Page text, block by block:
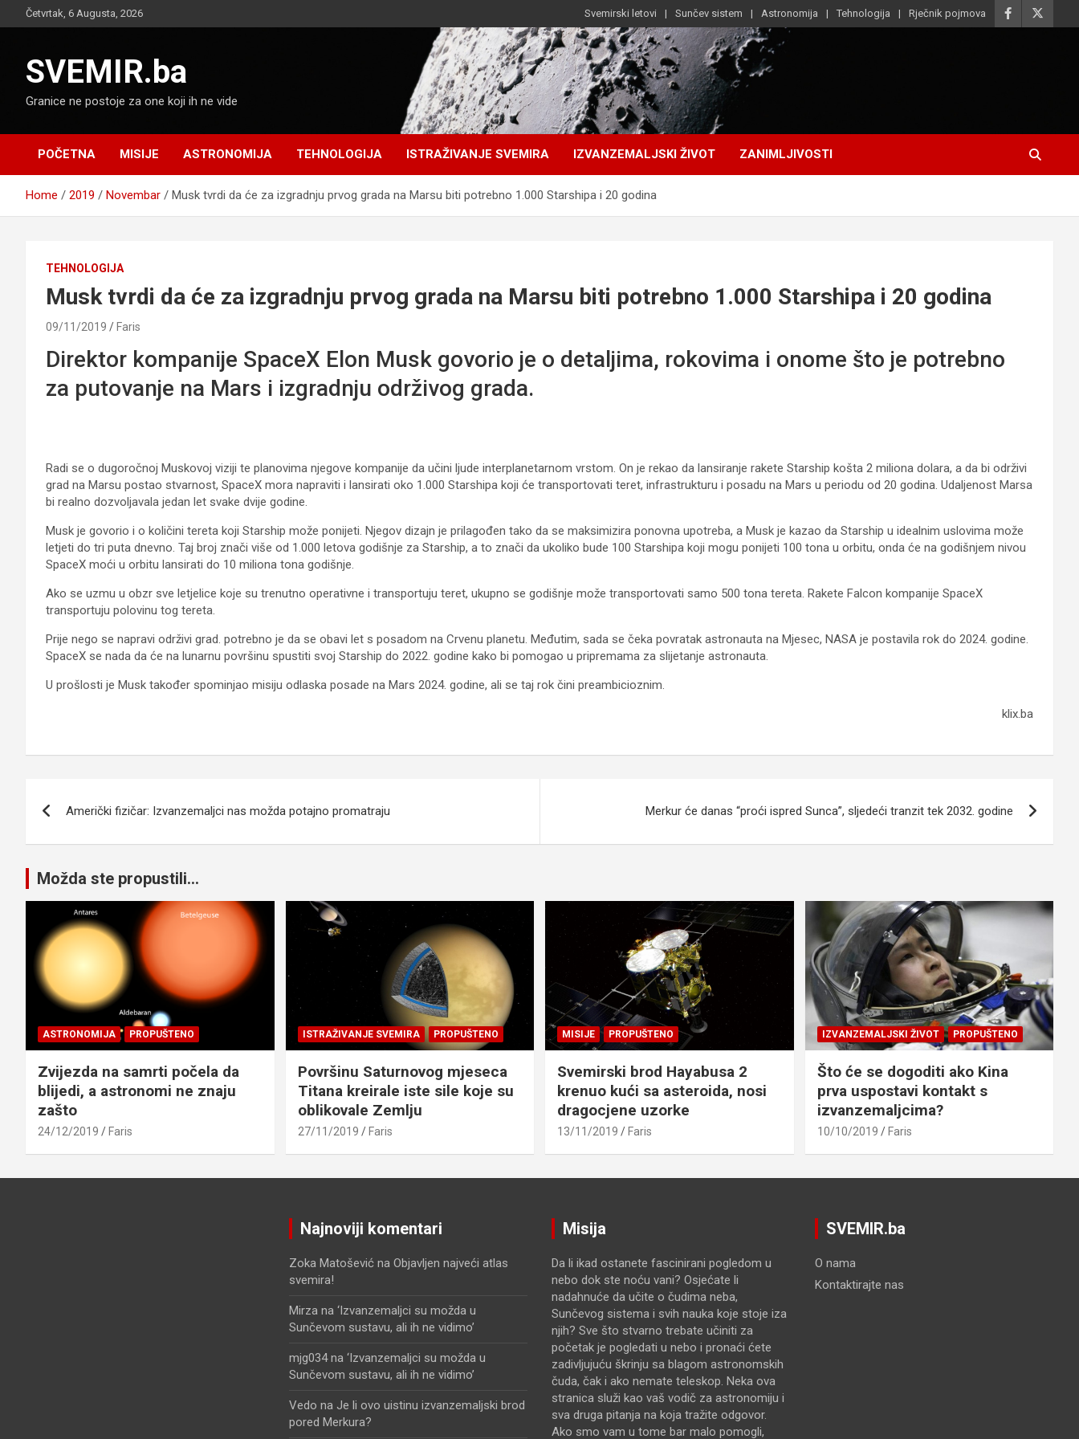
to
Četvrtak, 6 Augusta, 2026 Svemirski letovi Sunčev sistem Astronomija Tehnologija Rječnik pojmova
SVEMIR.ba
Granice ne postoje za one koji ih ne vide
POČETNA MISIJE ASTRONOMIJA TEHNOLOGIJA ISTRAŽIVANJE SVEMIRA IZVANZEMALJSKI ŽIVOT ZANIMLJIVOSTI
Home 2019 Novembar Musk tvrdi da će za izgradnju prvog grada na Marsu biti potrebno 1.000 Starshipa i 20 godina
TEHNOLOGIJA
Musk tvrdi da će za izgradnju prvog grada na Marsu biti potrebno 1.000 Starshipa i 20 godina
09/11/2019 Faris
Direktor kompanije SpaceX Elon Musk govorio je o detaljima, rokovima i onome što je potrebno
za putovanje na Mars i izgradnju održivog grada.
Radi se o dugoročnoj Muskovoj viziji te planovima njegove kompanije da učini ljude interplanetarnom vrstom. On je rekao da lansiranje rakete Starship košta 2 miliona dolara, a da bi održivi
grad na Marsu postao stvarnost, SpaceX mora napraviti i lansirati oko 1.000 Starshipa koji će transportovati teret, infrastrukturu i posadu na Mars u periodu od 20 godina. Udaljenost Marsa
bi realno dozvoljavala jedan let svake dvije godine.
Musk je govorio i o količini tereta koji Starship može ponijeti. Njegov dizajn je prilagođen tako da se maksimizira ponovna upotreba, a Musk je kazao da Starship u idealnim uslovima može
letjeti do tri puta dnevno. Taj broj znači više od 1.000 letova godišnje za Starship, a to znači da ukoliko bude 100 Starshipa koji mogu ponijeti 100 tona u orbitu, onda će na godišnjem nivou
SpaceX moći u orbitu lansirati do 10 miliona tona godišnje.
Ako se uzmu u obzr sve letjelice koje su trenutno operativne i transportuju teret, ukupno se godišnje može transportovati samo 500 tona tereta. Rakete Falcon kompanije SpaceX
transportuju polovinu tog tereta.
Prije nego se napravi održivi grad. potrebno je da se obavi let s posadom na Crvenu planetu. Međutim, sada se čeka povratak astronauta na Mjesec, NASA je postavila rok do 2024. godine.
SpaceX se nada da će na lunarnu površinu spustiti svoj Starship do 2022. godine kako bi pomogao u pripremama za slijetanje astronauta.
U prošlosti je Musk također spominjao misiju odlaska posade na Mars 2024. godine, ali se taj rok čini preambicioznim.
klix.ba
članaka
Američki fizičar: Izvanzemaljci nas možda potajno promatraju Merkur će danas “proći ispred Sunca”, sljedeći tranzit tek 2032. godine
Možda ste propustili...
ASTRONOMIJA PROPUŠTENO
Zvijezda na samrti počela da
blijedi, a astronomi ne znaju
zašto
24/12/2019 Faris
ISTRAŽIVANJE SVEMIRA PROPUŠTENO
Površinu Saturnovog mjeseca
Titana kreirale iste sile koje su
oblikovale Zemlju
27/11/2019 Faris
MISIJE PROPUŠTENO
Svemirski brod Hayabusa 2
krenuo kući sa asteroida, nosi
dragocjene uzorke
13/11/2019 Faris
IZVANZEMALJSKI ŽIVOT PROPUŠTENO
Što će se dogoditi ako Kina
prva uspostavi kontakt s
izvanzemaljcima?
10/10/2019 Faris
Najnoviji komentari
Zoka Matoševićna Objavljen najveći atlas
svemira!
Mirzana ‘Izvanzemaljci su možda u
Sunčevom sustavu, ali ih ne vidimo’
mjg034na ‘Izvanzemaljci su možda u
Sunčevom sustavu, ali ih ne vidimo’
Vedo na Je li ovo uistinu izvanzemaljski brod
pored Merkura?
Misija
Da li ikad ostanete fascinirani pogledom u
nebo dok ste noću vani? Osjećate li
nadahnuće da učite o čudima neba,
Sunčevog sistema i svih nauka koje stoje iza
njih? Sve što stvarno trebate učiniti za
početak je pogledati u nebo i pronaći ćete
zadivljujuću škrinju sa blagom astronomskih
čuda, čak i ako nemate teleskop. Neka ova
stranica služi kao vaš vodič za astronomiju i
sva druga pitanja na koja tražite odgovor.
Ako smo vam u tome bar malo pomogli,
SVEMIR.ba
O nama
Kontaktirajte nas